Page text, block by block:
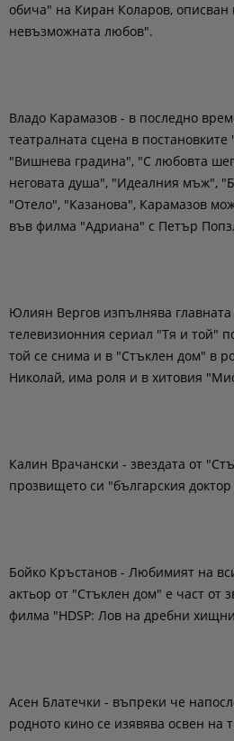
обича" на Киран Коларов, описван
невъзможната любов".
Владо Карамазов - в последно
театралната сцена в
"Вишнева градина", "С любовта
неговата душа", "Идеалния мъж",
"Отело", "Казанова", Карамазов
във филма "Адриана" с Петър
Юлиян Вергов изпълнява
телевизионния сериал "Тя и той"
той се снима и в "Стъклен дом" в
Николай, има роля и в хитовия
Калин Врачански - звездата от
прозвището си "българския доктор
Бойко Кръстанов - Любимият на
актьор от "Стъклен дом" е част от
филма "HDSP: Лов на дребни
Асен Блатечки - въпреки че
родното кино се изявява освен на